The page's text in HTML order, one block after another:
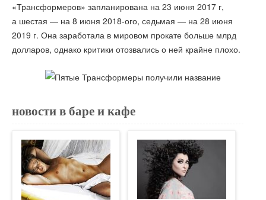
«Трансформеров» запланирована на 23 июня 2017 г,
а шестая — на 8 июня 2018-ого, седьмая — на 28 июня
2019 г. Она заработала в мировом прокате больше млрд
долларов, однако критики отозвались о ней крайне плохо.
новости в баре и кафе